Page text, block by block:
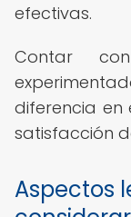
efectivas.
Contar
diferencia en
satisfacción
Aspectos